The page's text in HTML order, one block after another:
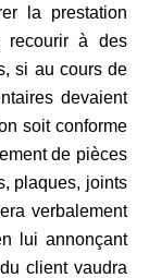
la prestation
recourir à des
si au cours de
devaient
soit conforme
de pièces
plaques, joints
verbalement
lui annonçant
client vaudra